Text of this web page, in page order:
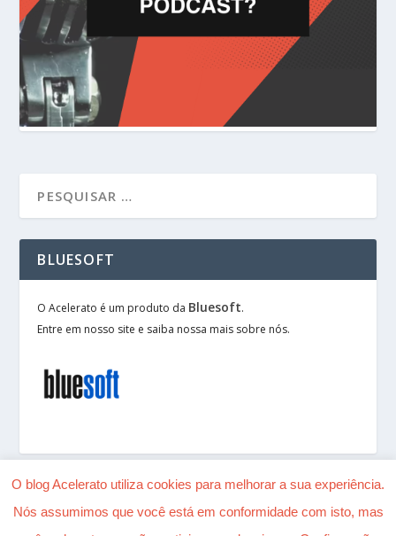
BLUESOFT
O Acelerato é um produto da Bluesoft.
Entre em nosso site e saiba nossa mais sobre nós.
O blog Acelerato utiliza cookies para melhorar a sua experiência.
Nós assumimos que você está em conformidade com isto, mas